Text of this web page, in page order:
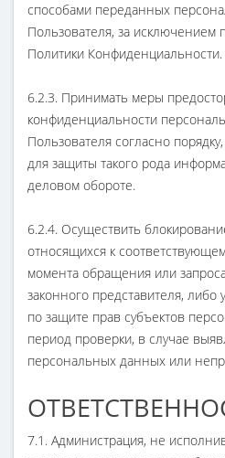
способами переданных
Пользователя, за исключением
Политики Конфиденциальности.
6.2.3. Принимать меры
конфиденциальности
Пользователя согласно
для защиты такого рода
деловом обороте.
6.2.4. Осуществить
относящихся к
момента обращения или
законного представителя,
по защите прав субъектов
период проверки, в случае
персональных данных или
7.1. Администрация, не